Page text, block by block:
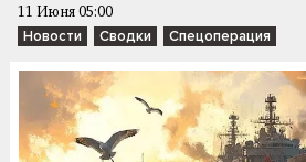
11 Июня 05:00
Новости Сводки Спецоперация